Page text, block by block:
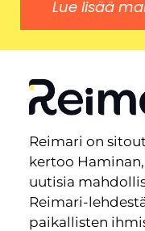
Lue lisää
Reimari on
kertoo
uutisia
Reimari-
paikallisten